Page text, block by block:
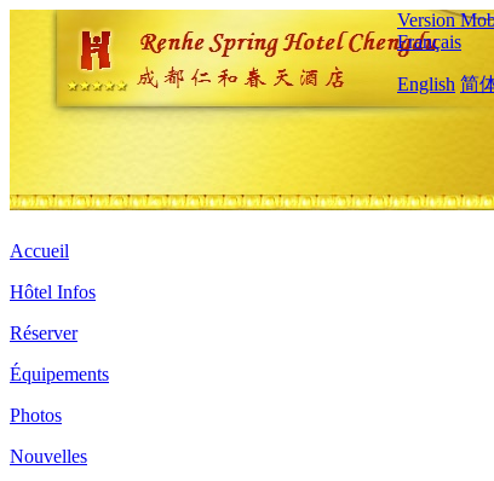
Version
Français
English 简
Accueil
Hôtel Infos
Réserver
Équipements
Photos
Nouvelles